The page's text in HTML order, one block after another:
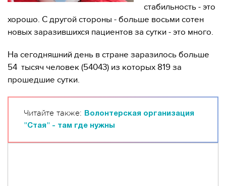
стабильность - это
хорошо. С другой стороны - больше восьми сотен
новых заразившихся пациентов за сутки - это много.
На сегодняшний день в стране заразилось больше
54 тысяч человек (54043) из которых 819 за
прошедшие сутки.
Читайте также:
Волонтерская организация
"Стая" - там где нужны